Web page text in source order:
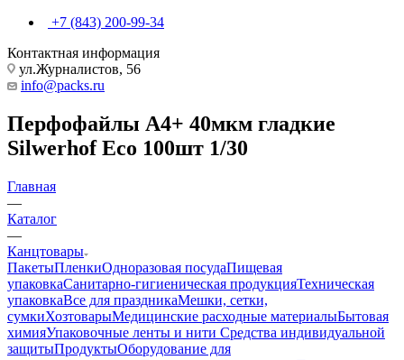
+7 (843) 200-99-34
Контактная информация
ул.Журналистов, 56
info@packs.ru
Перфофайлы А4+ 40мкм гладкие
Silwerhof Eco 100шт 1/30
Главная
—
Каталог
—
Канцтовары
ПакетыПленкиОдноразовая посудаПищевая
упаковкаСанитарно-гигиеническая продукцияТехническая
упаковкаВсе для праздникаМешки, сетки,
сумкиХозтоварыМедицинские расходные материалыБытовая
химияУпаковочные ленты и нити Средства индивидуальной
защитыПродуктыОборудование для